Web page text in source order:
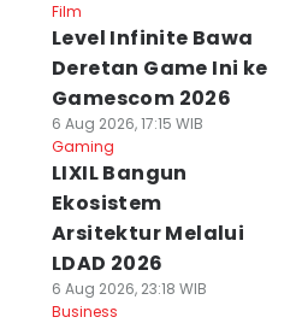
Film
Level Infinite Bawa
Deretan Game Ini ke
Gamescom 2026
6 Aug 2026, 17:15 WIB
Gaming
LIXIL Bangun
Ekosistem
Arsitektur Melalui
LDAD 2026
6 Aug 2026, 23:18 WIB
Business